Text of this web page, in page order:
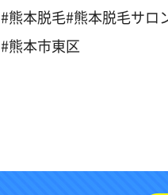
#熊本脱毛#熊本脱毛サロ
#熊本市東区